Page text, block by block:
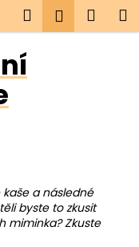
Hledat
a následné
byste to zkusit
miminka? Zkuste